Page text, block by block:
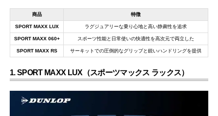
商品 特徴
SPORT MAXX LUX ラグジュアリーな乗り心地と高い静粛性を追求
SPORT MAXX 060+ スポーツ性能と日常使いの快適性を高次元で両立した
SPORT MAXX RS サーキットでの圧倒的なグリップと鋭いハンドリングを提供
1. SPORT MAXX LUX（スポーツマックス ラックス）